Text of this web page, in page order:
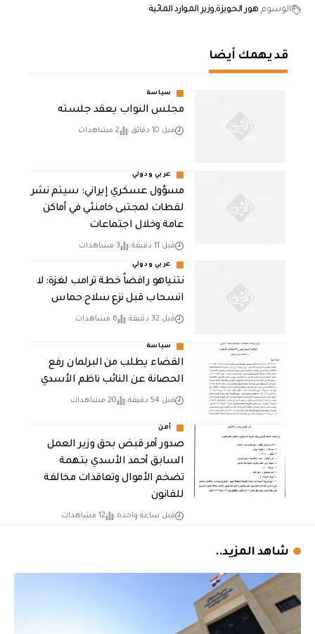
الوسوم هور الحويزة وزير الموارد المائية
قد يهمك أيضا
سياسة
مجلس النواب يعقد جلسته
قبل 10 دقائق 2 مشاهدات
عربي ودولي
مسؤول عسكري إيراني: سيتم نشر
لقطات لمجتبى خامنئي في أماكن
عامة وخلال اجتماعات
قبل 11 دقيقة 3 مشاهدات
عربي ودولي
نتنياهو رافضاً خطة ترامب لغزة: لا
انسحاب قبل نزع سلاح حماس
قبل 32 دقيقة 6 مشاهدات
سياسة
القضاء يطلب من البرلمان رفع
الحصانة عن النائب ناظم الأسدي
قبل 54 دقيقة 20 مشاهدات
أمن
صدور أمر قبض بحق وزير العمل
السابق أحمد الأسدي بتهمة
تضخم الأموال وتعاقدات مخالفة
للقانون
قبل ساعة واحدة 12 مشاهدات
شاهد المزيد..